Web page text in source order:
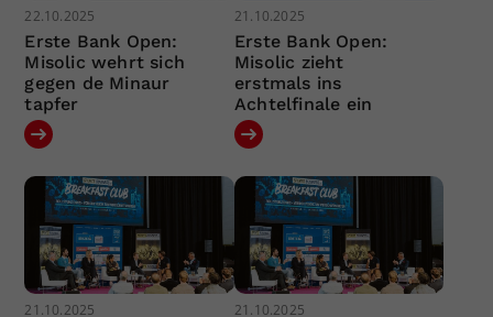
22.10.2025
Erste Bank Open:
Misolic wehrt sich
gegen de Minaur
tapfer
21.10.2025
Erste Bank Open:
Misolic zieht
erstmals ins
Achtelfinale ein
21.10.2025 21.10.2025